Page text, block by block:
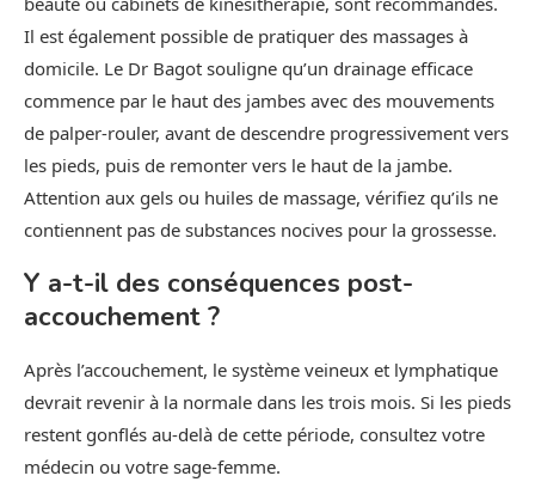
Il est également possible de pratiquer des massages à
domicile. Le Dr Bagot souligne qu’un drainage efficace
commence par le haut des jambes avec des mouvements
de palper-rouler, avant de descendre progressivement vers
les pieds, puis de remonter vers le haut de la jambe.
Attention aux gels ou huiles de massage, vérifiez qu’ils ne
contiennent pas de substances nocives pour la grossesse.
Y a-t-il des conséquences post-
accouchement ?
Après l’accouchement, le système veineux et lymphatique
devrait revenir à la normale dans les trois mois. Si les pieds
restent gonflés au-delà de cette période, consultez votre
médecin ou votre sage-femme.